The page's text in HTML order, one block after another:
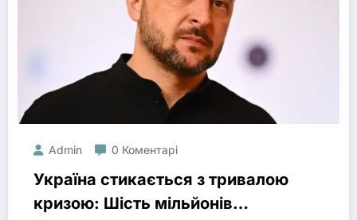
Admin 0 Коментарі
Україна стикається з тривалою
кризою: Шість мільйонів